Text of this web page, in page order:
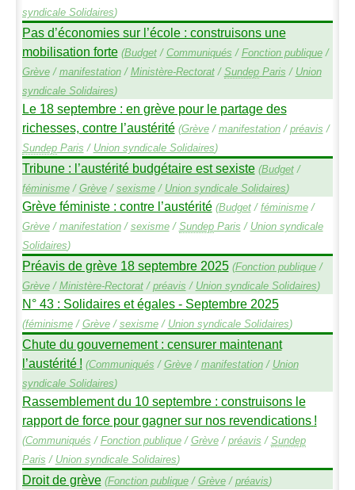
syndicale Solidaires)
Pas d’économies sur l’école : construisons une
mobilisation forte (Budget/ Communiqués / Fonction publique/
Grève/ manifestation/ Ministère-Rectorat/ SundepParis / Union
syndicale Solidaires)
Le 18 septembre : en grève pour le partage des
richesses, contre l’austérité (Grève/ manifestation/ préavis /
SundepParis / Union syndicale Solidaires)
Tribune : l’austérité budgétaire est sexiste (Budget/
féminisme/ Grève/ sexisme/ Union syndicale Solidaires)
Grève féministe : contre l’austérité (Budget/ féminisme/
Grève/ manifestation/ sexisme/ SundepParis / Union syndicale
Solidaires)
Préavis de grève 18 septembre 2025 (Fonction publique/
Grève/ Ministère-Rectorat/ préavis / Union syndicale Solidaires)
N° 43 : Solidaires et égales - Septembre 2025
(féminisme/ Grève/ sexisme/ Union syndicale Solidaires)
Chute du gouvernement : censurer maintenant
l’austérité ! (Communiqués / Grève/ manifestation/ Union
syndicale Solidaires)
Rassemblement du 10 septembre : construisons le
rapport de force pour gagner sur nos revendications !
(Communiqués / Fonction publique/ Grève/ préavis / Sundep
Paris / Union syndicale Solidaires)
Droit de grève (Fonction publique/ Grève/ préavis)